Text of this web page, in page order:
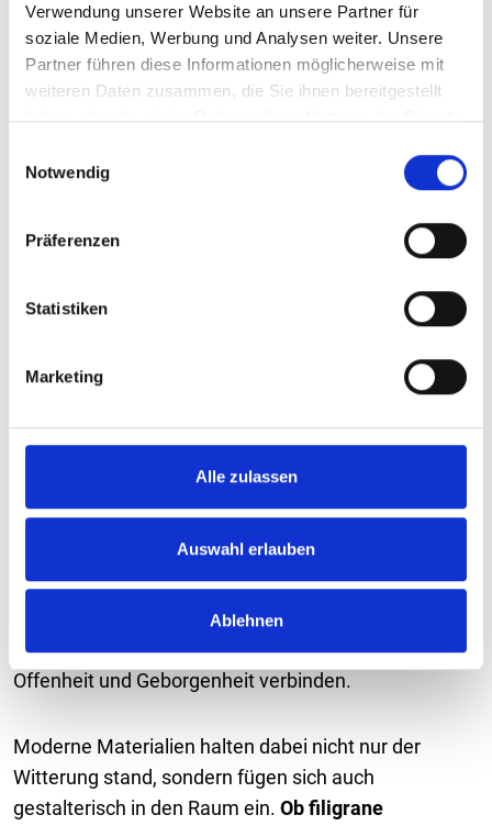
Verwendung unserer Website an unsere Partner für
soziale Medien, Werbung und Analysen weiter. Unsere
Partner führen diese Informationen möglicherweise mit
weiteren Daten zusammen, die Sie ihnen bereitgestellt
haben oder die sie im Rahmen Ihrer Nutzung der Dienste
Notwendig
Präferenzen
Statistiken
Marketing
Alle zulassen
Auswahl erlauben
Ablehnen
Wetterschutz auf der Terrasse
Damit der Außenbereich auch bei leichtem Wind ein
Abschirmung entscheidend. Konstruktionen wie
Markisen, Pergolen oder Lamellendächer bieten
Barriere vor Wind und auskühlender Luft. In
Kombination mit Seitenteilen, textilen Screens oder
Glasschiebetüren entstehen geschützte Bereiche, die
Offenheit und Geborgenheit verbinden.
Moderne Materialien halten dabei nicht nur der
Witterung stand, sondern fügen sich auch
gestalterisch in den Raum ein. Ob filigrane